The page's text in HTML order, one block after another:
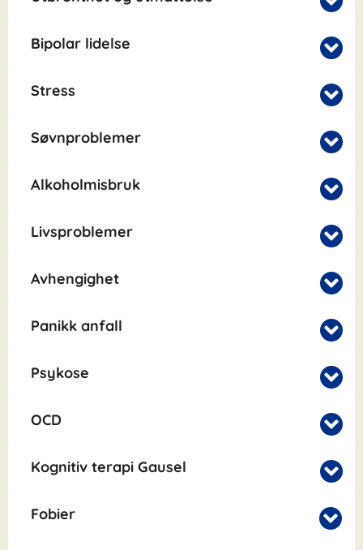
Bipolar lidelse
Stress
Søvnproblemer
Alkoholmisbruk
Livsproblemer
Avhengighet
Panikk anfall
Psykose
OCD
Kognitiv terapi Gausel
Fobier